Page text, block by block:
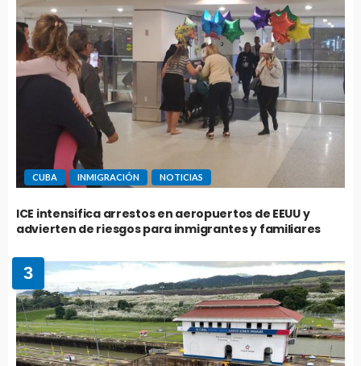
CUBA INMIGRACIÓN NOTICIAS
ICE intensifica arrestos en aeropuertos de EEUU y
advierten de riesgos para inmigrantes y familiares
3